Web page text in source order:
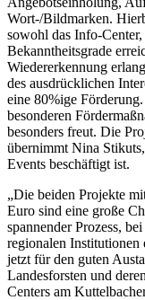
Wort-/Bildmarken.
sowohl das Info-
Bekanntheitsgrade
Wiedererkennung
des ausdrücklichen
eine 80%ige
besonderen
besonders freut. Die
übernimmt Nina
Events beschäftigt ist.
„Die beiden Projekte
Euro sind eine große
spannender Prozess,
regionalen Institutionen
jetzt für den guten
Landesforsten und
Centers am